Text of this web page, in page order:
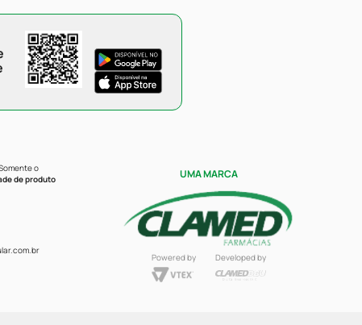
o
de produto
UMA MARCA
Powered by Developed by